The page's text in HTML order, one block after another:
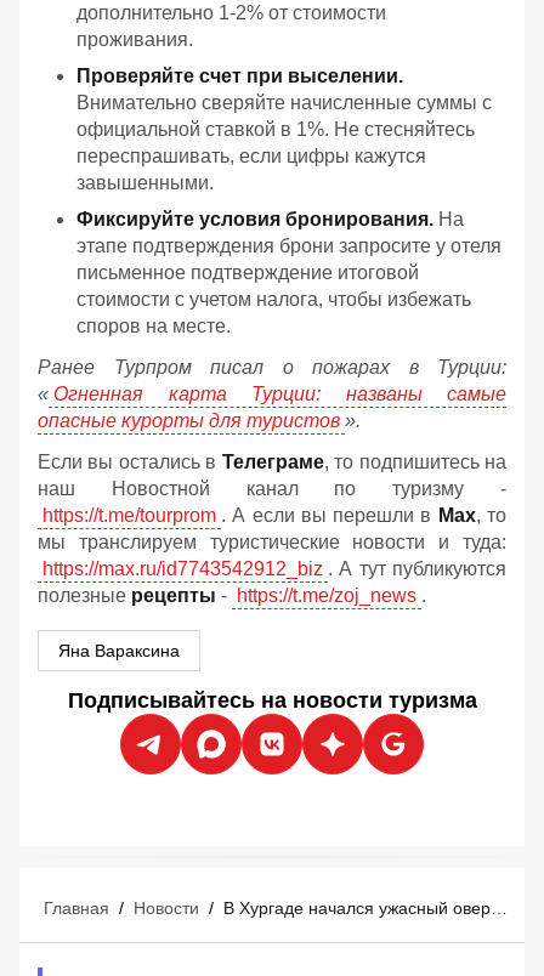
дополнительно 1-2% от стоимости
проживания.
Проверяйте счет при выселении.
Внимательно сверяйте начисленные суммы с
официальной ставкой в 1%. Не стесняйтесь
переспрашивать, если цифры кажутся
завышенными.
Фиксируйте условия бронирования. На
этапе подтверждения брони запросите у отеля
письменное подтверждение итоговой
стоимости с учетом налога, чтобы избежать
споров на месте.
Ранее Турпром писал о пожарах в Турции:
« Огненная карта Турции: названы самые
опасные курорты для туристов ».
Если вы остались в Телеграме, то подпишитесь на
наш Новостной канал по туризму -
https://t.me/tourprom . А если вы перешли в Мах, то
мы транслируем туристические новости и туда:
https://max.ru/id7743542912_biz . А тут публикуются
полезные рецепты - https://t.me/zoj_news .
Яна Вараксина
Подписывайтесь на новости туризма
Главная / Новости / В Хургаде начался ужасный овербукинг: отели Египта забиты на 100%, мест нет